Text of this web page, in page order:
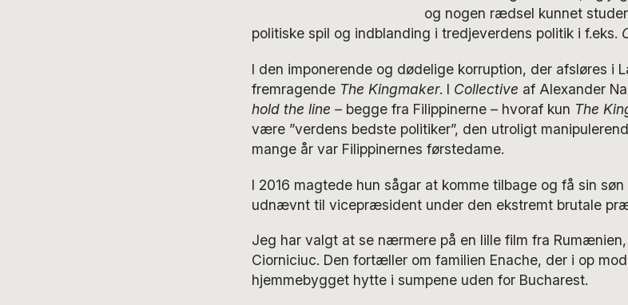
og nogen rædsel kunnet
politiske spil og indblanding i tredjeverdens politik i f.eks.
I den imponerende og dødelige korruption, der afsløres i
fremragende The Kingmaker. I Collective af Alexander
hold the line –begge fra Filippinerne – hvoraf kun The
være ”verdens bedste politiker”, den utroligt
mange år var Filippinernes førstedame.
I 2016 magtede hun sågar at komme tilbage og få sin
udnævnt til vicepræsident under den ekstremt brutale
Jeg har valgt at se nærmere på en lille film fra
Ciorniciuc. Den fortæller om familien Enache, der i op
hjemmebygget hytte i sumpene uden for Bucharest.